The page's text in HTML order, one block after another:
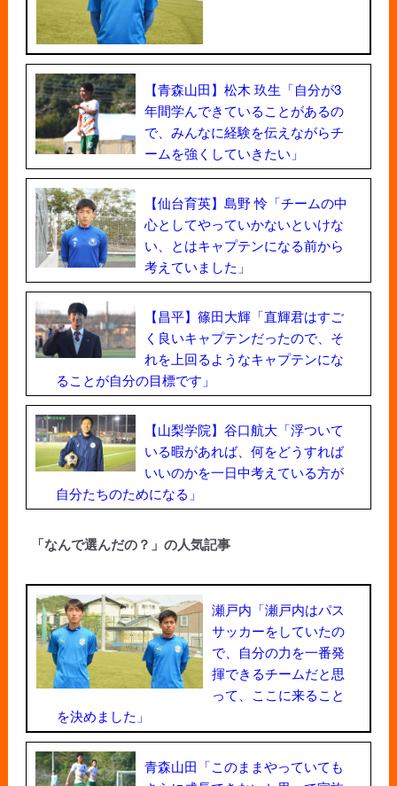
【青森山田】松木 玖生「自分が3
年間学んできていることがあるの
で、みんなに経験を伝えながらチ
ームを強くしていきたい」
【仙台育英】島野 怜「チームの中
心としてやっていかないといけな
い、とはキャプテンになる前から
考えていました」
【昌平】篠田大輝「直輝君はすご
く良いキャプテンだったので、そ
れを上回るようなキャプテンにな
ることが自分の目標です」
【山梨学院】谷口航大「浮ついて
いる暇があれば、何をどうすれば
いいのかを一日中考えている方が
自分たちのためになる」
「なんで選んだの？」の人気記事
瀬戸内「瀬戸内はパス
サッカーをしていたの
で、自分の力を一番発
揮できるチームだと思
って、ここに来ること
を決めました」
青森山田「このままやっていても